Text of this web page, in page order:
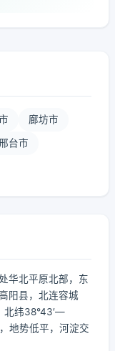
廊坊市
台市
华北平原北部，东
阳县，北连容城
北纬38°43′—
地势低平，河淀交